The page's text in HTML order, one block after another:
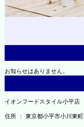
お知らせはありません。
イオンフードスタイル小平店
住所 ： 東京都小平市小川東